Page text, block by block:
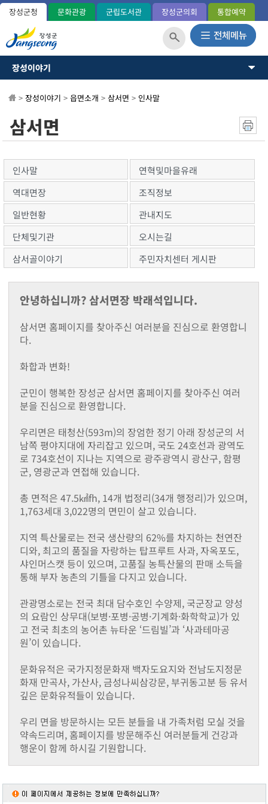
장성군청 문화관광 군립도서관 장성군의회 통합예약
장성이야기
OK 365민원
분야별정보
정보공개
장성이야기
역사와연혁
관내지도
군민헌장
국내외교류
장성군사
장성의상징
상징표시
홍길동 캐릭터
군정운영방향
군정목표/방침
주요업무계획
군청안내
행정조직도
청사안내
찾아오시는길
장성장학회
설립목적및주요사업
장학금 기탁 및 후원안내
장학금지원
기부금 모금액 및 활용 실적
홍보자료
온라인 명예의 전당
유관기관(공익제보) 안내
장성읍
진원면
동화면
삼서면
삼계면
황룡면
북일면
북이면
북하면
찾아오시는길
> 장성이야기 > 읍면소개 > 삼서면 > 인사말
삼서면
인사말
연혁및마을유래
역대면장
조직정보
일반현황
관내지도
단체및기관
오시는길
삼서골이야기
주민자치센터 게시판
안녕하십니까? 삼서면장 박래석입니다.
삼서면 홈페이지를 찾아주신 여러분을 진심으로 환영합니
다.
화합과 변화!
군민이 행복한 장성군 삼서면 홈페이지를 찾아주신 여러
분을 진심으로 환영합니다.
우리면은 태청산(593m)의 장엄한 정기 아래 장성군의 서
남쪽 평야지대에 자리잡고 있으며, 국도 24호선과 광역도
로 734호선이 지나는 지역으로 광주광역시 광산구, 함평
군, 영광군과 연접해 있습니다.
총 면적은 47.5㎢fh, 14개 법정리(34개 행정리)가 있으며,
1,763세대 3,022명의 면민이 살고 있습니다.
지역 특산물로는 전국 생산량의 62%를 차지하는 천연잔
디와, 최고의 품질을 자랑하는 탑프루트 사과, 자옥포도,
샤인머스캣 등이 있으며, 고품질 농특산물의 판매 소득을
통해 부자 농촌의 기틀을 다지고 있습니다.
관광명소로는 전국 최대 담수호인 수양제, 국군장교 양성
의 요람인 상무대(보병·포병·공병·기계화·화학학교)가 있
고 전국 최초의 농어촌 뉴타운 ‘드림빌’과 ‘사과테마공
원’이 있습니다.
문화유적은 국가지정문화재 백자도요지와 전남도지정문
화재 만곡사, 가산사, 금성나씨삼강문, 부귀동고분 등 유서
깊은 문화유적들이 있습니다.
우리 면을 방문하시는 모든 분들을 내 가족처럼 모실 것을
약속드리며, 홈페이지를 방문해주신 여러분들게 건강과
행운이 함께 하시길 기원합니다.